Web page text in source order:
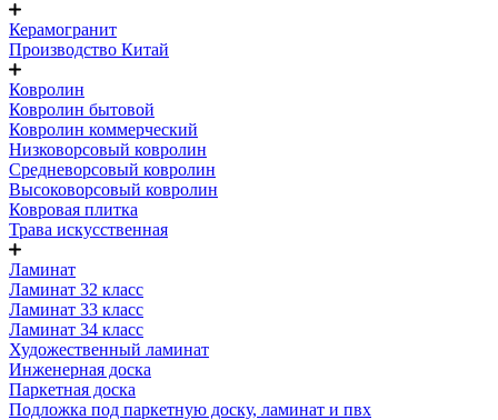
Керамогранит
Производство Китай
Ковролин
Ковролин бытовой
Ковролин коммерческий
Низковорсовый ковролин
Средневорсовый ковролин
Высоковорсовый ковролин
Ковровая плитка
Трава искусственная
Ламинат
Ламинат 32 класс
Ламинат 33 класс
Ламинат 34 класс
Художественный ламинат
Инженерная доска
Паркетная доска
Подложка под паркетную доску, ламинат и пвх